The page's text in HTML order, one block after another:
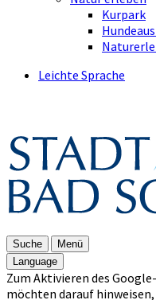
Kurpark
Leichte Sprache
Suche
Menü
Language
Zum Aktivieren des
möchten darauf